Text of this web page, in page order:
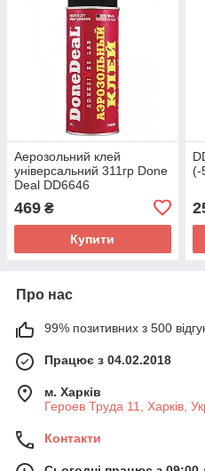
Аерозольний клей
універсальний 311гр Done
Deal DD6646
469 ₴
Купити
(-
Про нас
99% позитивних з 500
Працює з 04.02.2018
м. Харків
Героев Труда 11, Харків,
Контакти